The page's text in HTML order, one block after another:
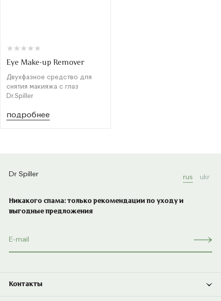
★
★ ★
★ ★
★ ★
★ ★
★
Eye Make-up Remover
Двухфазное средство для
снятия макияжа с глаз
Dr.Spiller
подробнее
Dr Spiller rus ukr
Никакого спама: только рекомендации по уходу и
выгодные предложения
Контакты